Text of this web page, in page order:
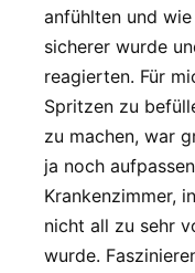
anfühlten und
sicherer wurde
reagierten. Für
Spritzen zu
zu machen, war
ja noch
Krankenzimmer,
nicht all zu sehr
wurde.